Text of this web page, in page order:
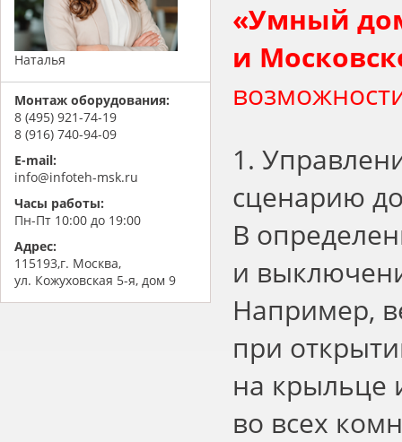
Наталья
Монтаж оборудования:
8 (495) 921-74-19
8 (916) 740-94-09
E-mail:
info@infoteh-msk.ru
Часы работы:
Пн-Пт 10:00 до 19:00
Адрес:
115193,г. Москва,
ул. Кожуховская 5-я, дом 9
«Умный
и
1.
сценарию
В
и
Например,
при
на крыльце
во всех